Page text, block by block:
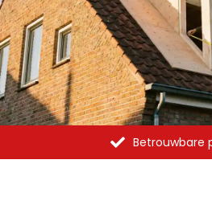
Al meer dan 1375